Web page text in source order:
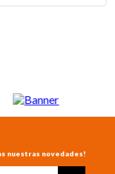
nuestras novedades!